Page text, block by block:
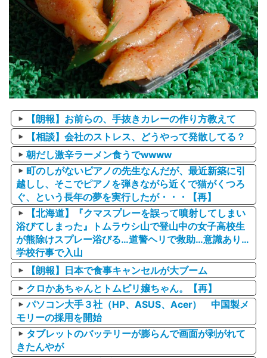
【朗報】お前らの、手抜きカレーの作り方教えて
【相談】会社のストレス、どうやって発散してる？
朝だし激辛ラーメン食うでwwww
町のしがないピアノの先生なんだが、最近新築に引
越しし、そこでピアノを弾きながら近くで猫がくつろ
ぐ、という長年の夢を実行したが・・・【再】
【北海道】『クマスプレーを誤って噴射してしまい
浴びてしまった』トムラウシ山で登山中の女子高校生
が熊除けスプレー浴びる…道警ヘリで救助…意識あり…
学校行事で入山
【朗報】日本で食事キャンセルが大ブーム
クロかあちゃんとトムピリ嬢ちゃん。【再】
パソコン大手３社（HP、ASUS、Acer） 中国製メ
モリーの採用を開始
タブレットのバッテリーが膨らんで画面が剥がれて
きたんやが